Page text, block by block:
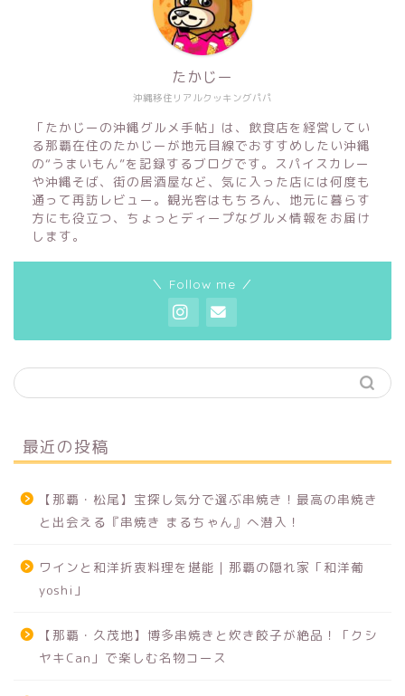
沖縄移住リアルクッキングパパ
たかじー
「たかじーの沖縄グルメ手帖」は、飲食店を経営してい
る那覇在住のたかじーが地元目線でおすすめしたい沖縄
の“うまいもん”を記録するブログです。スパイスカレー
や沖縄そば、街の居酒屋など、気に入った店には何度も
通って再訪レビュー。観光客はもちろん、地元に暮らす
方にも役立つ、ちょっとディープなグルメ情報をお届け
します。
＼ Follow me ／
最近の投稿
【那覇・松尾】宝探し気分で選ぶ串焼き！最高の串焼き
と出会える『串焼き まるちゃん』へ潜入！
ワインと和洋折衷料理を堪能｜那覇の隠れ家「和洋葡
yoshi」
【那覇・久茂地】博多串焼きと炊き餃子が絶品！「クシ
ヤキCan」で楽しむ名物コース
居酒屋・酒場めし
各国料理
那覇グルメ
沖縄本島南部グルメ